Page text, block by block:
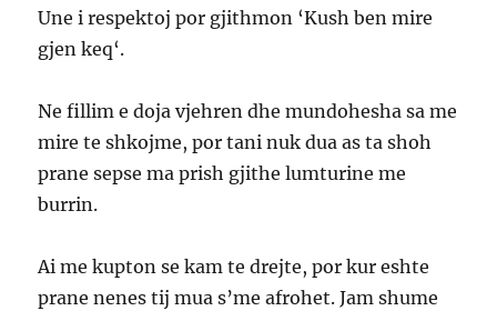
Une i respektoj por gjithmon ‘Kush ben mire
gjen keq‘.
Ne fillim e doja vjehren dhe mundohesha sa me
mire te shkojme, por tani nuk dua as ta shoh
prane sepse ma prish gjithe lumturine me
burrin.
Ai me kupton se kam te drejte, por kur eshte
prane nenes tij mua s’me afrohet. Jam shume